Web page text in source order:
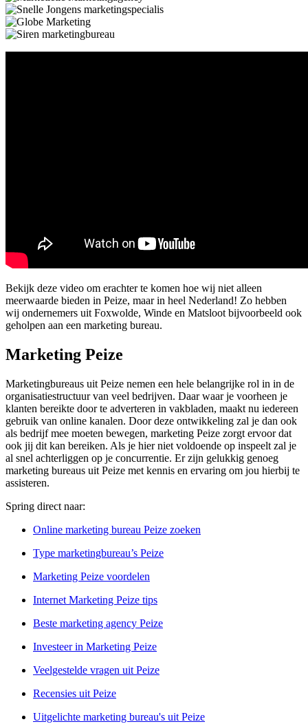
Bekijk deze video om erachter te komen hoe wij niet alleen
meerwaarde bieden in Peize, maar in heel Nederland! Zo hebben
wij ondernemers uit Foxwolde, Winde en Matsloot bijvoorbeeld ook
geholpen aan een marketing bureau.
Marketing Peize
Marketingbureaus uit Peize nemen een hele belangrijke rol in in de
organisatiestructuur van veel bedrijven. Daar waar je voorheen je
klanten bereikte door te adverteren in vakbladen, maakt nu iedereen
gebruik van online kanalen. Door deze ontwikkeling zal je dan ook
als bedrijf mee moeten bewegen, marketing Peize zorgt ervoor dat
ook jij dit kan bereiken. Als je hier niet voldoende op inspeelt zal je
al snel achterliggen op je concurrentie. Er zijn gelukkig genoeg
marketing bureaus uit Peize met kennis en ervaring om jou hierbij te
assisteren.
Spring direct naar:
Online marketing bureau Peize zoeken
Type marketingbureau’s Peize
Marketing Peize voordelen
Internet Marketing Peize tips
Beste marketing agency Peize
Investeer in Marketing Peize
Veelgestelde vragen uit Peize
Recensies uit Peize
Uitgelichte marketing bureau's uit Peize